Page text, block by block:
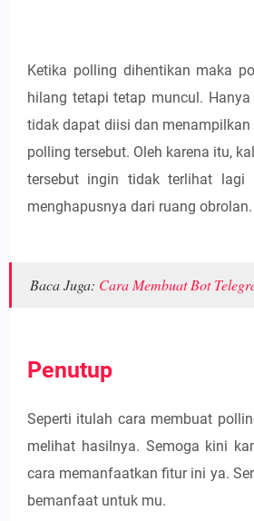
Ketika polling dihentikan maka
hilang tetapi tetap muncul.
tidak dapat diisi dan
polling tersebut. Oleh karena itu,
tersebut ingin tidak terlihat lagi
menghapusnya dari ruang obrolan.
Baca Juga: Cara Membuat Bot
Penutup
Seperti itulah cara membuat
melihat hasilnya. Semoga kini
cara memanfaatkan fitur ini ya.
bemanfaat untuk mu.